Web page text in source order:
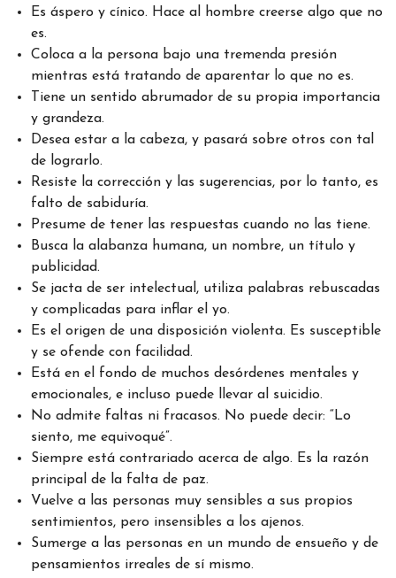
Es áspero y cínico. Hace al hombre creerse algo que no
es.
Coloca a la persona bajo una tremenda presión
mientras está tratando de aparentar lo que no es.
Tiene un sentido abrumador de su propia importancia
y grandeza.
Desea estar a la cabeza, y pasará sobre otros con tal
de lograrlo.
Resiste la corrección y las sugerencias, por lo tanto, es
falto de sabiduría.
Presume de tener las respuestas cuando no las tiene.
Busca la alabanza humana, un nombre, un título y
publicidad.
Se jacta de ser intelectual, utiliza palabras rebuscadas
y complicadas para inflar el yo.
Es el origen de una disposición violenta. Es susceptible
y se ofende con facilidad.
Está en el fondo de muchos desórdenes mentales y
emocionales, e incluso puede llevar al suicidio.
No admite faltas ni fracasos. No puede decir: “Lo
siento, me equivoqué”.
Siempre está contrariado acerca de algo. Es la razón
principal de la falta de paz.
Vuelve a las personas muy sensibles a sus propios
sentimientos, pero insensibles a los ajenos.
Sumerge a las personas en un mundo de ensueño y de
pensamientos irreales de sí mismo.